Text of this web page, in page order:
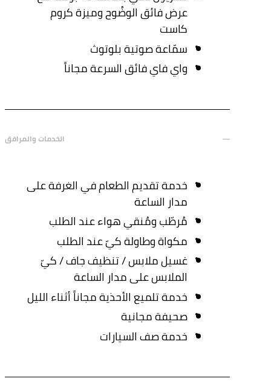
عرض فائق الوضُوح وميزة كروم
كاست
سمّاعة صوتية بلوتوث
واي فاي فائق السرعة مجاناً
الخدمات والمرافق
خدمة تقديم الطعام في الغرفة على
مدار الساعة
مُرطّب ومُنقي هواء عند الطلب
مكواة وطاولة كيّ عند الطلب
غسيل ملابس / تنظيف جاف / كيّ
الملابس على مدار الساعة
خدمة تلميع الأحذية مجاناً أثناء الليل
صحيفة مجانية
خدمة صف السيارات